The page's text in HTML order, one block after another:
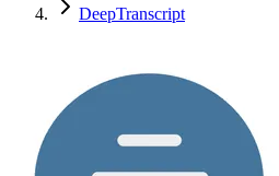
DeepTranscript